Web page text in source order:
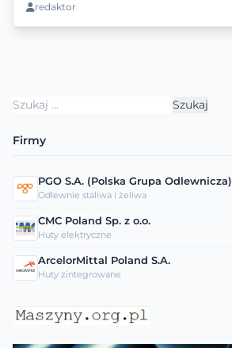
redaktor
Szukaj:
Firmy
PGO S.A. (Polska Grupa Odlewnicza)
Odlewnie staliwa i żeliwa
CMC Poland Sp. z o.o.
Huty elektryczne
ArcelorMittal Poland S.A.
Huty zintegrowane